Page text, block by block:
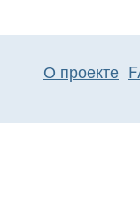
О проекте